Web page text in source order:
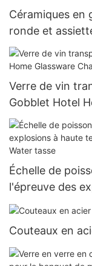
Céramiques en
ronde et
Verre de vin
Gobblet Hotel
Glass
Échelle de
l'épreuve des
Grain Grain
Couteaux en